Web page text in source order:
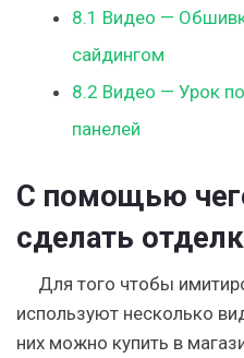
8.1 Видео —
сайдингом
8.2 Видео — Урок
панелей
С помощью
сделать
Для того чтобы
используют несколько
них можно купить в